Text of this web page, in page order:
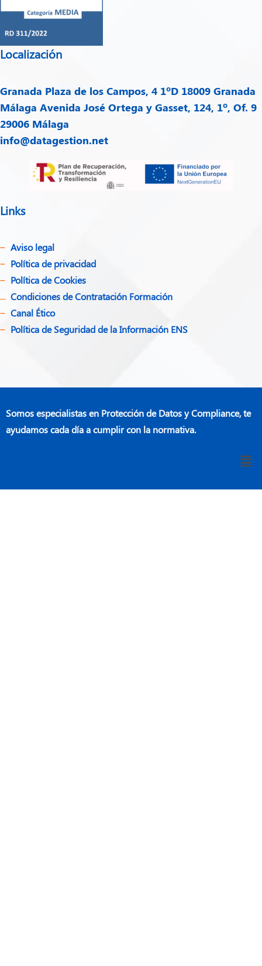
Localización
Granada Plaza de los Campos, 4 1ºD 18009 Granada
Málaga Avenida José Ortega y Gasset, 124, 1º, Of. 9
29006 Málaga
info@datagestion.net
Links
Aviso legal
Política de privacidad​
Política de Cookies
Condiciones de Contratación Formación
Canal Ético
Política de Seguridad de la Información ENS
Somos especialistas en Protección de Datos y Compliance, te
ayudamos cada día a cumplir con la normativa.